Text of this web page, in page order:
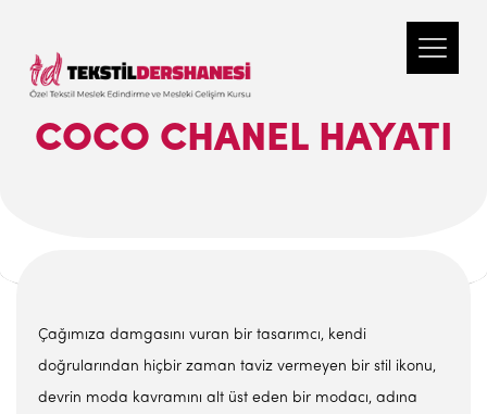
COCO CHANEL HAYATI
Çağımıza damgasını vuran bir tasarımcı, kendi
doğrularından hiçbir zaman taviz vermeyen bir stil ikonu,
devrin moda kavramını alt üst eden bir modacı, adına